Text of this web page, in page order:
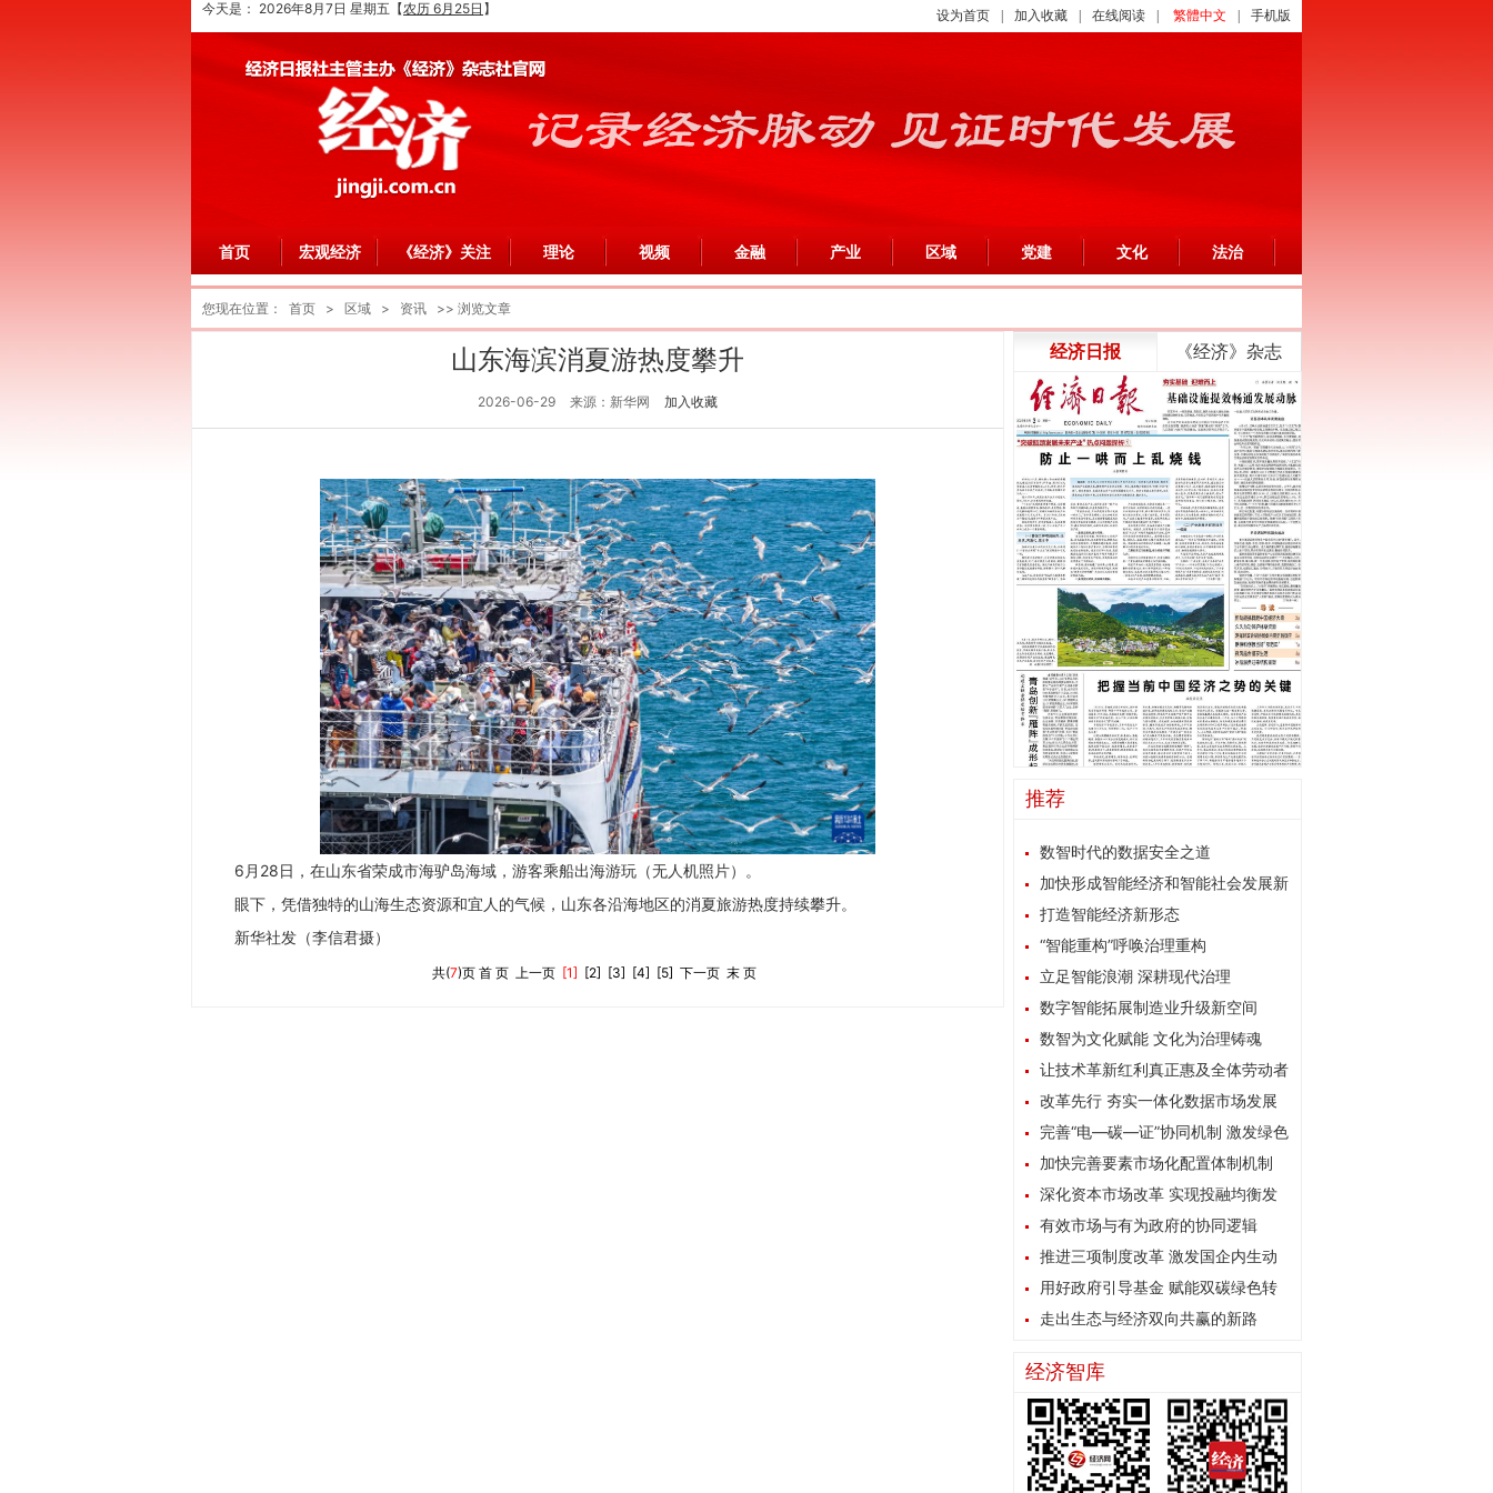
今天是： 2026年8月7日 星期五 【农历 6月25日 】 设为首页 加入收藏 在线阅读 繁體中文 手机版
首页 宏观经济 《经济》关注 理论 视频 金融 产业 区域 党建 文化 法治
您现在位置： 首页 > 区域 > 资讯 >> 浏览文章
山东海滨消夏游热度攀升
2026-06-29 来源：新华网 加入收藏
6月28日，在山东省荣成市海驴岛海域，游客乘船出海游玩（无人机照片）。
眼下，凭借独特的山海生态资源和宜人的气候，山东各沿海地区的消夏旅游热度持续攀升。
新华社发（李信君摄）
共(7)页 首 页 上一页 [1] [2] [3] [4] [5] 下一页 末 页
经济日报 《经济》杂志
推荐
数智时代的数据安全之道
加快形成智能经济和智能社会发展新
格局打造智能经济新形态
“智能重构”呼唤治理重构
立足智能浪潮 深耕现代治理
数字智能拓展制造业升级新空间
数智为文化赋能 文化为治理铸魂
让技术革新红利真正惠及全体劳动者
改革先行 夯实一体化数据市场发展
根基完善“电—碳—证”协同机制 激发绿色
能源消费内生动力
加快完善要素市场化配置体制机制
深化资本市场改革 实现投融均衡发
展有效市场与有为政府的协同逻辑
推进三项制度改革 激发国企内生动
力 用好政府引导基金 赋能双碳绿色转
型 走出生态与经济双向共赢的新路
经济智库